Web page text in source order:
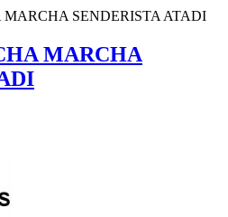
SENDERISTA ATADI
MARCHA